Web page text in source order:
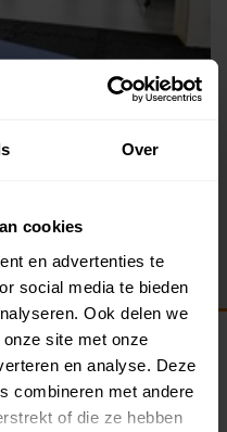
Over
cookies
en advertenties te
social media te bieden
Ook delen we
site met onze
en analyse. Deze
combineren met andere
of die ze hebben